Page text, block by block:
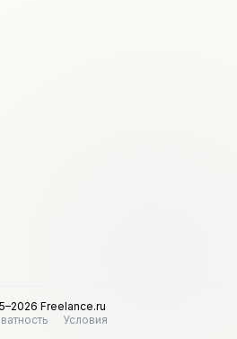
Freelance.ru
Условия